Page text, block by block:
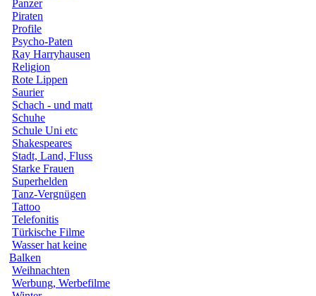
Panzer
Piraten
Profile
Psycho-Paten
Ray Harryhausen
Religion
Rote Lippen
Saurier
Schach - und matt
Schuhe
Schule Uni etc
Shakespeares
Stadt, Land, Fluss
Starke Frauen
Superhelden
Tanz-Vergnügen
Tattoo
Telefonitis
Türkische Filme
Wasser hat keine
Balken
Weihnachten
Werbung, Werbefilme